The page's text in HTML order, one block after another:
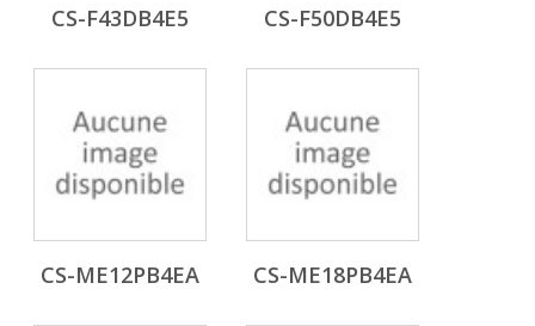
CS-F43DB4E5 CS-F50DB4E5
CS-ME12PB4EA CS-ME18PB4EA